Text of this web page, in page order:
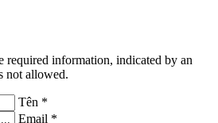
required information, indicated by an
not allowed.
Tên *
Email *